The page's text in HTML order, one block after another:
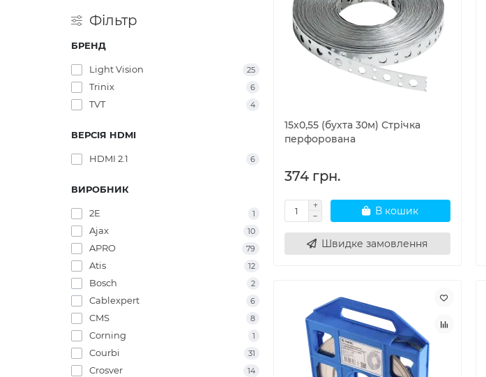
Фільтр
БРЕНД
Light Vision 25
Trinix 6
TVT 4
ВЕРСІЯ HDMI
HDMI 2.1 6
ВИРОБНИК
2E 1
Ajax 10
APRO 79
Atis 12
Bosch 2
Cablexpert 6
CMS 8
Corning 1
Courbi 31
Crosver 14
15х0,55 (бухта 30м) Стрічка
перфорована
374 грн.
В кошик
Швидке замовлення